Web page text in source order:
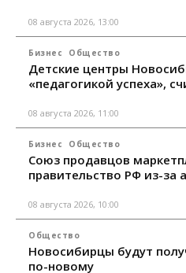
08 августа 2026, 13:00
Бизнес Общество
Детские центры
«педагогикой успеха»,
08 августа 2026, 11:00
Бизнес Общество
Союз продавцов
правительство РФ из-за
08 августа 2026, 10:00
Общество
Новосибирцы будут
по-новому